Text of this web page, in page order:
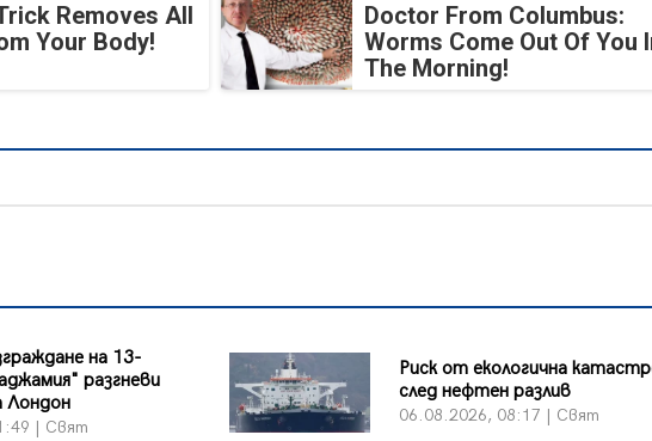
Removes All
Your Body!
Doctor From Columbus:
Worms Come Out Of You
The Morning!
на 13-
разгневи
Лондон
| Свят
Риск от екологична
след нефтен разлив
06.08.2026, 08:17 | Свят